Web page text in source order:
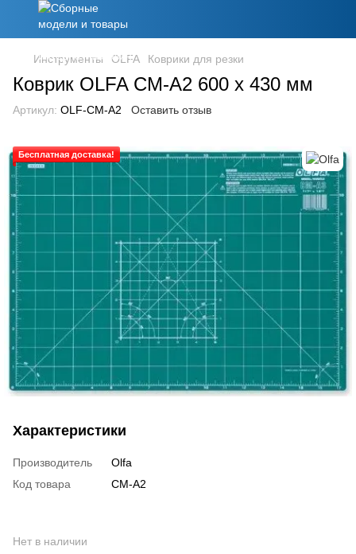
Инструменты OLFA Коврики для резки
Коврик OLFA CM-A2 600 x 430 мм
Артикул: OLF-CM-A2 Оставить отзыв
Бесплатная доставка!
Характеристики
Производитель
Olfa
Код товара
CM-A2
Нет в наличии